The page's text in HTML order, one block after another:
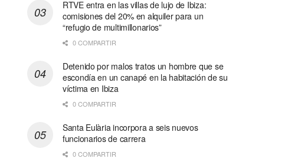
RTVE entra en las villas de lujo de Ibiza:
comisiones del 20% en alquiler para un
“refugio de multimillonarios”
0 COMPARTIR
Detenido por malos tratos un hombre que se
escondía en un canapé en la habitación de su
víctima en Ibiza
0 COMPARTIR
Santa Eulària incorpora a seis nuevos
funcionarios de carrera
0 COMPARTIR